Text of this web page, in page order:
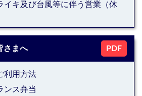
わせ承ります
千里山キャンパス｜高槻キャンパス
職員の皆さまへ】DELLパソコンのご注
ス｜高槻キャンパス
イキ及び台風等に伴う営業（休
さまへ PDF
利用方法
ンス弁当